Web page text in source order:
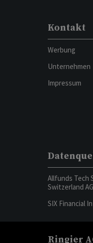
Kontakt
Werbung
Unternehmen
Impressum
Allfunds Tech
Switzerland AG
SIX Financial
Ringier